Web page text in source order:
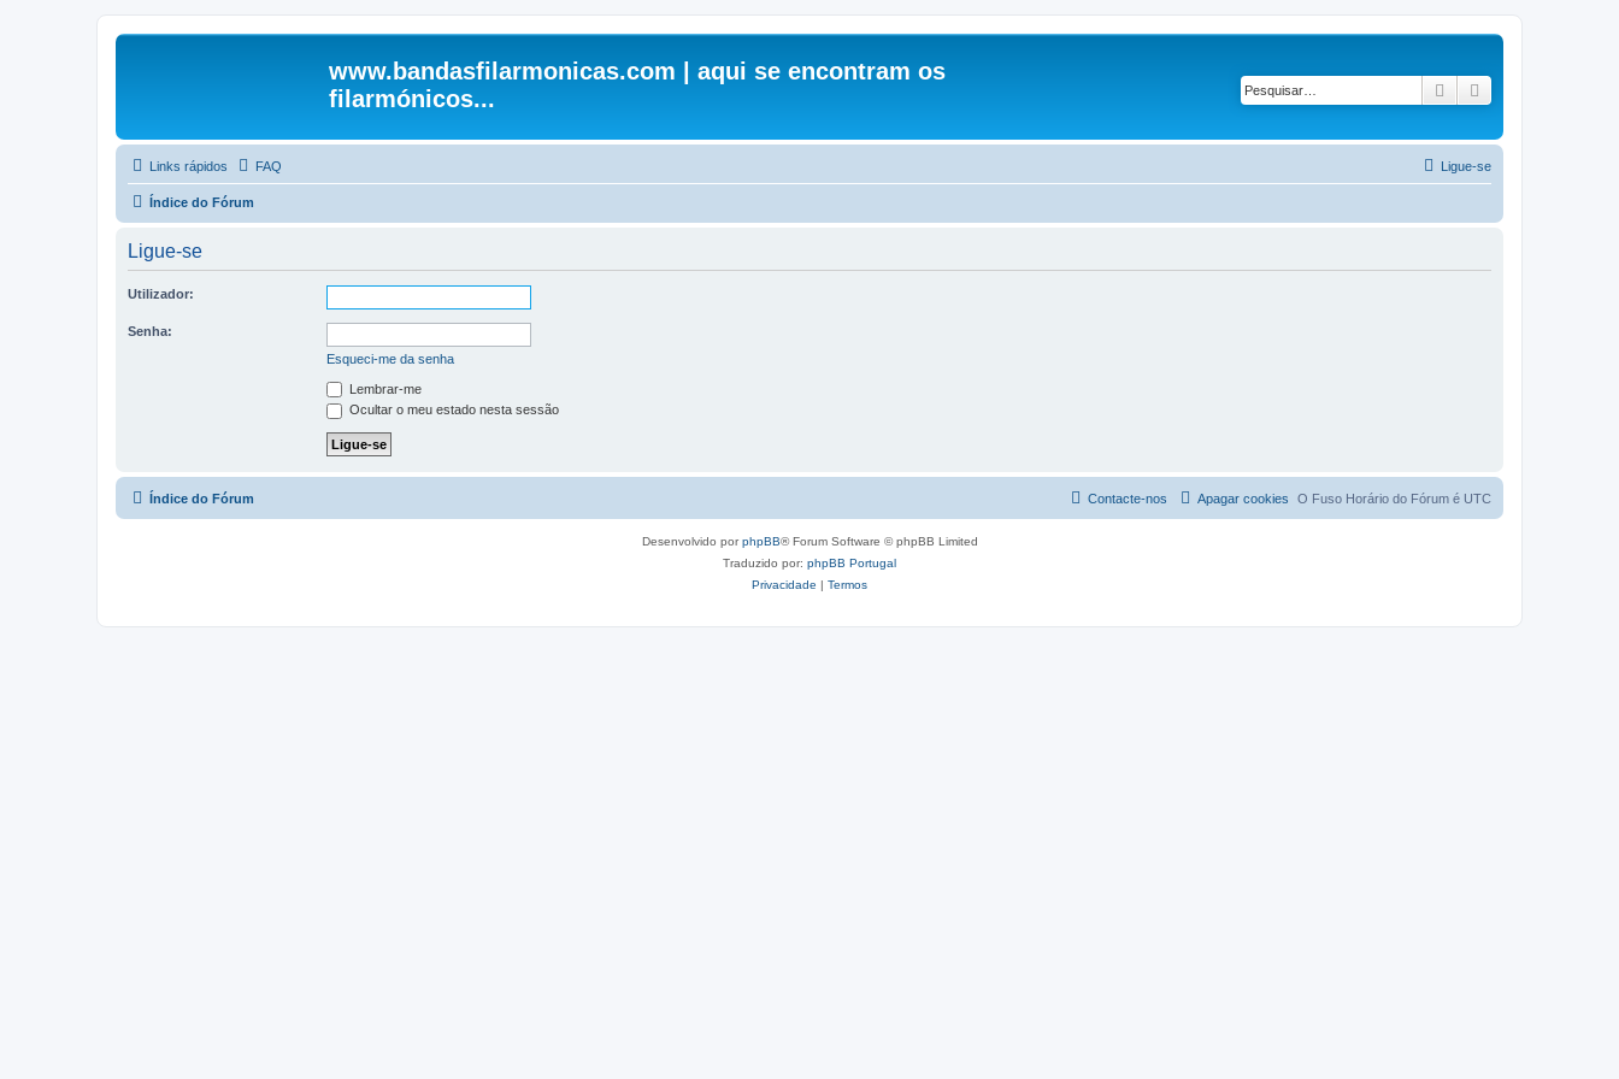
www.bandasfilarmonicas.com | aqui se encontram os
filarmónicos...
Pesquisar
Links rápidos FAQ Ligue-se
Índice do Fórum
Ligue-se
Utilizador:
Senha:
Esqueci-me da senha
Lembrar-me
Ocultar o meu estado nesta sessão
Índice do Fórum O Fuso Horário do Fórum é UTC
Apagar cookies
Contacte-nos
Desenvolvido porphpBB® Forum Software © phpBB Limited
Traduzido por: phpBB Portugal
Privacidade | Termos